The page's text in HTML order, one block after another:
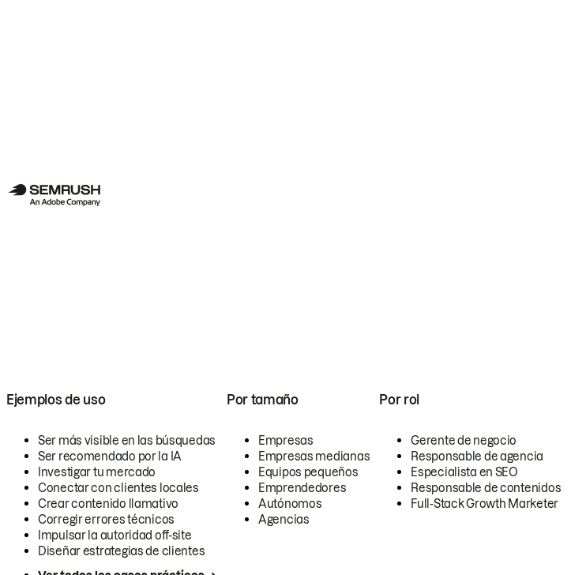
Ejemplos de uso
Ser más visible en las búsquedas
Ser recomendado por la IA
Investigar tu mercado
Conectar con clientes locales
Crear contenido llamativo
Corregir errores técnicos
Impulsar la autoridad off-site
Diseñar estrategias de clientes
Por tamaño
Empresas
Empresas medianas
Equipos pequeños
Emprendedores
Autónomos
Agencias
Por rol
Gerente de negocio
Responsable de agencia
Especialista en SEO
Responsable de contenidos
Full-Stack Growth Marketer